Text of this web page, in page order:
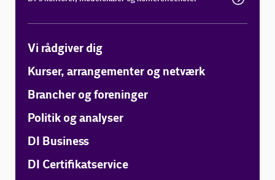
Vi rådgiver dig
Kurser, arrangementer og netværk
Brancher og foreninger
Politik og analyser
DI Business
DI Certifikatservice